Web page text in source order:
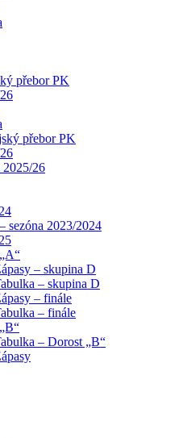
přebor PK
přebor PK
2025/26
sezóna 2023/2024
– skupina D
– skupina D
– finále
– finále
– Dorost „B“